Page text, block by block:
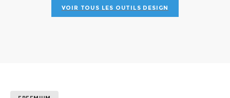
VOIR TOUS LES OUTILS DESIGN